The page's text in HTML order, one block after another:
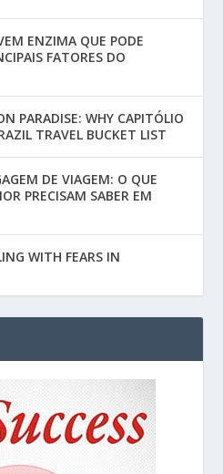
ENZIMA QUE PODE
FATORES DO
PARADISE: WHY CAPITÓLIO
TRAVEL BUCKET LIST
DE VIAGEM: O QUE
PRECISAM SABER EM
WITH FEARS IN